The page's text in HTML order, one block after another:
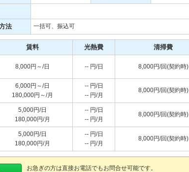
法 一括可、振込可
賃料 光熱費 清掃費
8,000円～/日 -- 円/日 8,000円/回(契約時)
6,000円～/日
180,000円～/月
-- 円/日
-- 円/月
8,000円/回(契約時)
5,000円/日
180,000円/月
-- 円/日
-- 円/月
8,000円/回(契約時)
5,000円/日
180,000円/月
-- 円/日
-- 円/月
8,000円/回(契約時)
お急ぎの方は直接お電話でもお問合せ可能です。